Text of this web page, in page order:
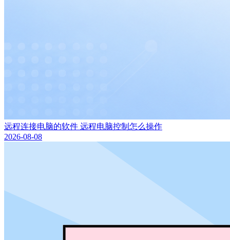
远程连接电脑的软件 远程电脑控制怎么操作
2026-08-08